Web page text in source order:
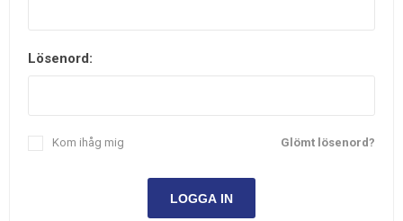
Lösenord:
Glömt lösenord?
Kom ihåg mig
LOGGA IN